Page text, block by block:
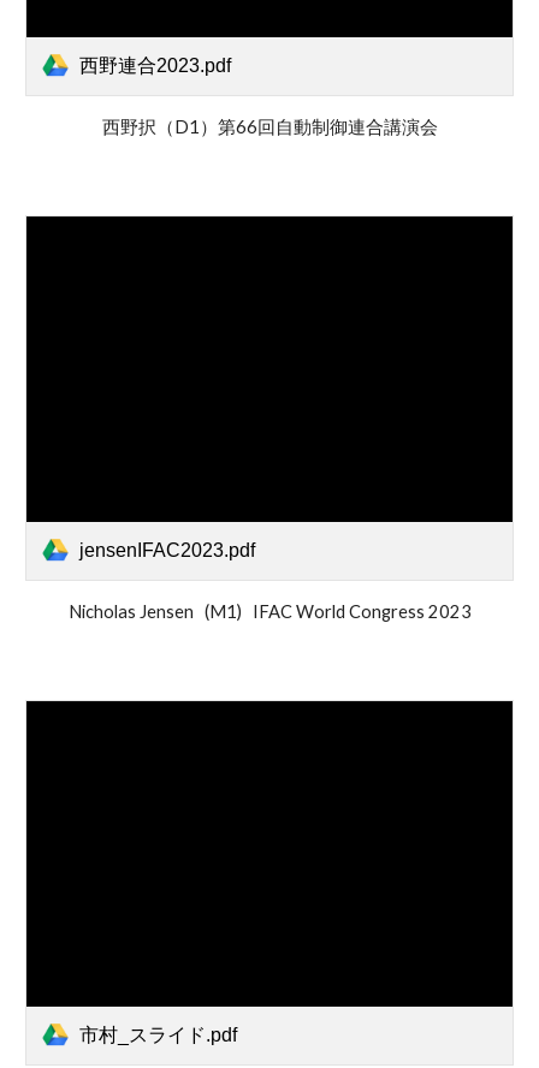
西野連合2023.pdf
西野択（D1）第66回自動制御連合講演会
jensenIFAC2023.pdf
Nicholas Jensen (M1) IFAC World Congress 2023
市村_スライド.pdf